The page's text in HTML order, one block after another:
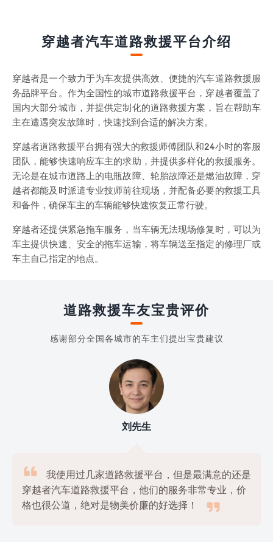
穿越者汽车道路救援平台介绍
穿越者是一个致力于为车友提供高效、便捷的汽车道路救援服
务品牌平台。作为全国性的城市道路救援平台，穿越者覆盖了
国内大部分城市，并提供定制化的道路救援方案，旨在帮助车
主在遭遇突发故障时，快速找到合适的解决方案。
穿越者道路救援平台拥有强大的救援师傅团队和24小时的客服
团队，能够快速响应车主的求助，并提供多样化的救援服务。
无论是在城市道路上的电瓶故障、轮胎故障还是燃油故障，穿
越者都能及时派遣专业技师前往现场，并配备必要的救援工具
和备件，确保车主的车辆能够快速恢复正常行驶。
穿越者还提供紧急拖车服务，当车辆无法现场修复时，可以为
车主提供快速、安全的拖车运输，将车辆送至指定的修理厂或
车主自己指定的地点。
道路救援车友宝贵评价
感谢部分全国各城市的车主们提出宝贵建议
刘先生

我使用过几家道路救援平台，但是最满意的还是
穿越者汽车道路救援平台，他们的服务非常专业，价
格也很公道，绝对是物美价廉的好选择！
